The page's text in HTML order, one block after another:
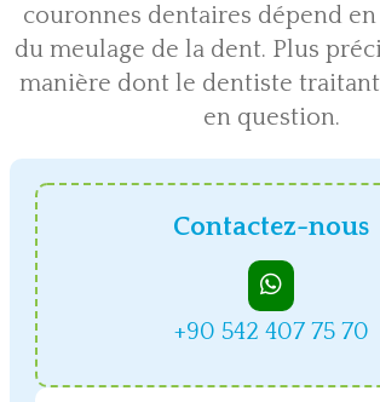
couronnes dentaires dépend
du meulage de la dent. Plus
manière dont le dentiste
en question.
Contactez-nous
+90 542 407 75 70